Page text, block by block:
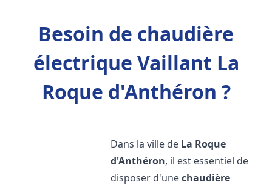
Besoin de chaudière
électrique Vaillant La
Roque d'Anthéron ?
Dans la ville de La Roque
d'Anthéron, il est essentiel de
disposer d'unechaudière